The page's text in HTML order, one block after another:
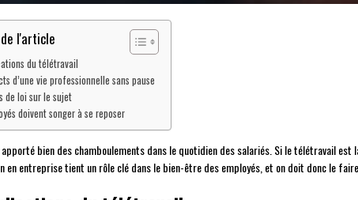
l'article
du télétravail
d’une vie professionnelle sans pause
de loi sur le sujet
doivent songer à se reposer
apporté bien des chamboulements dans le quotidien des salariés. Si le télétravail
en entreprise tient un rôle clé dans le bien-être des employés, et on doit donc le